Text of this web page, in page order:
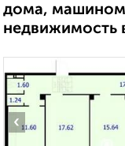
дома,
недвижимость
‹